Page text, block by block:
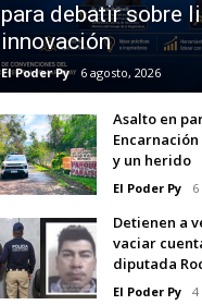
para debatir sobre
innovación
El Poder Py 6 agosto, 2026
Asalto en
y un herido
El Poder Py
Detienen a
vaciar
diputada
El Poder Py 4